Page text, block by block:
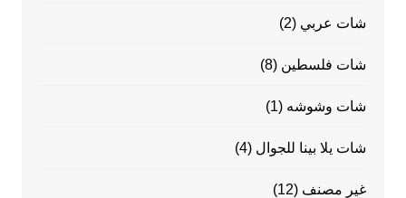
شات عربي (2)
شات فلسطين (8)
شات وشوشه (1)
شات يلا بينا للجوال (4)
غير مصنف (12)